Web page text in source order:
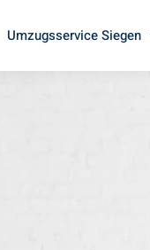
Umzugsservice Siegen